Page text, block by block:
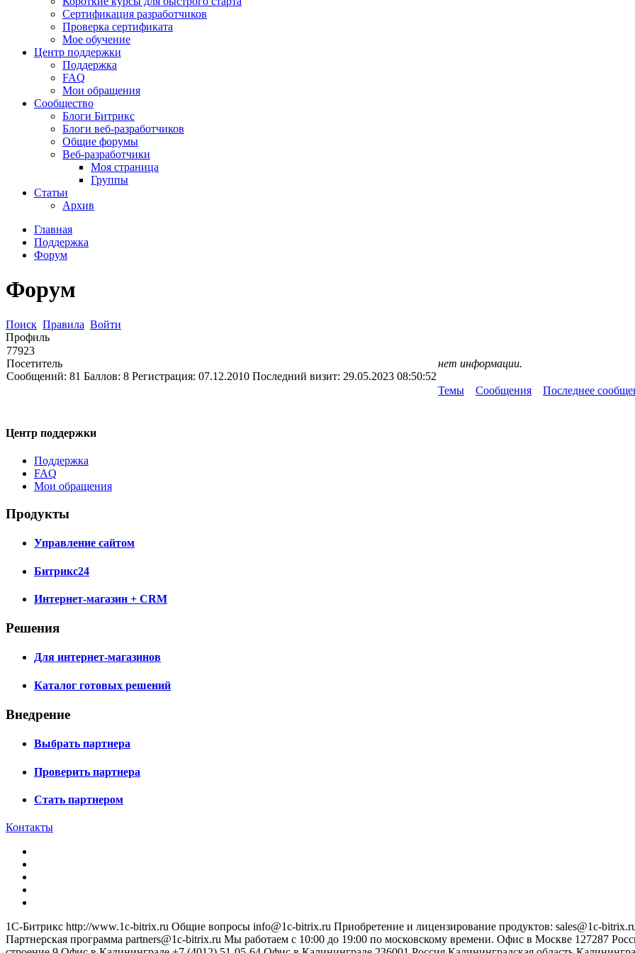
Сертификация разработчиков
Проверка сертификата
Мое обучение
Центр поддержки
Поддержка
FAQ
Мои обращения
Сообщество
Блоги Битрикс
Блоги веб-разработчиков
Общие форумы
Веб-разработчики
Моя страница
Группы
Статьи
Архив
Главная
Поддержка
Форум
Форум
Поиск Правила Войти
Профиль
77923
Посетитель
Сообщений: 81 Баллов: 8 Регистрация: 07.12.2010 Последний визит: 29.05.2023 08:50:52
нет информации.
Темы Сообщения Последнее
Центр поддержки
Поддержка
FAQ
Мои обращения
Продукты
Управление сайтом
Битрикс24
Интернет-магазин + CRM
Решения
Для интернет-магазинов
Каталог готовых решений
Внедрение
Выбрать партнера
Проверить партнера
Стать партнером
Контакты
1С-Битрикс http://www.1c-bitrix.ru Общие вопросы info@1c-bitrix.ru Приобретение и лицензирование продуктов: sales@1c-
Партнерская программа partners@1c-bitrix.ru Мы работаем с 10:00 до 19:00 по московскому времени. Офис в Москве 127287